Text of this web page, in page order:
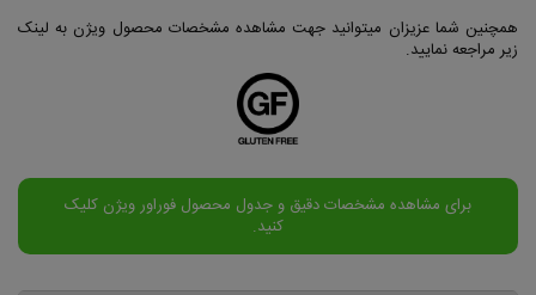
همچنین شما عزیزان میتوانید جهت مشاهده مشخصات محصول ویژن به لینک
زیر مراجعه نمایید.
برای مشاهده مشخصات دقیق و جدول محصول فوراور ویژن کلیک
کنید.